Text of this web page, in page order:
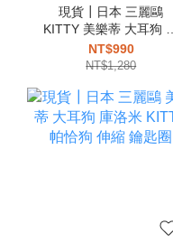
現貨┃日本 三麗鷗
KITTY 美樂蒂 大耳狗 布
丁狗 史努比 玻璃吸管
NT$990
NT$1,280